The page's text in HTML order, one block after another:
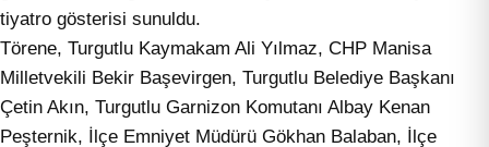
tiyatro gösterisi sunuldu.
Törene, Turgutlu Kaymakam Ali Yılmaz, CHP Manisa
Milletvekili Bekir Başevirgen, Turgutlu Belediye Başkanı
Çetin Akın, Turgutlu Garnizon Komutanı Albay Kenan
Peşternik, İlçe Emniyet Müdürü Gökhan Balaban, İlçe